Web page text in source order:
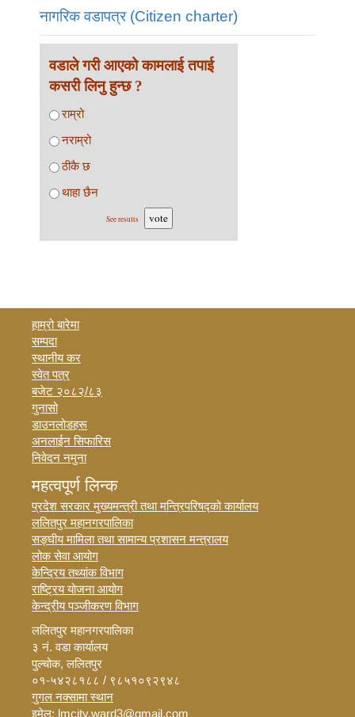
नागरिक वडापत्र (Citizen charter)
वडाले गरी आएको कामलाई तपाई
कसरी लिनु हुन्छ ?
राम्रो
नराम्रो
ठीकै छ
थाहा छैन
See results vote
हाम्रो बारेमा
सम्पदा
स्थानीय कर
स्वेत पत्र
बजेट २०८२/८३
गुनासो
डाउनलोडहरू
अनलाईन सिफारिस
निवेदन नमुना
महत्वपूर्ण लिन्क
प्रदेश सरकार मुख्यमन्त्री तथा मन्त्रिपरिषद्को कार्यालय
ललितपुर महानगरपालिका
सङ्घीय मामिला तथा सामान्य प्रशासन मन्त्रालय
लोक सेवा आयोग
केन्द्रिय तथ्यांक विभाग
राष्ट्रिय योजना आयोग
केन्द्रीय पञ्जीकरण विभाग
ललितपुर महानगरपालिका
३ नं. वडा कार्यालय
पुल्चोक, ललितपुर
०१-५४२८१८८ / ९८५१०९२९४८
गुगल नक्सामा स्थान
इमेल: lmcity.ward3@gmail.com